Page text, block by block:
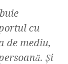
cu
de mediu,
Şi